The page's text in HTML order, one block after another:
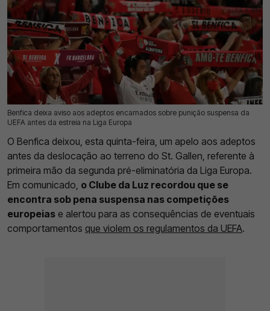
Benfica deixa aviso aos adeptos encarnados sobre punição suspensa da
UEFA antes da estreia na Liga Europa
23 Jul 2026 | 15:49 | 0
O Benfica deixou, esta quinta-feira, um apelo aos adeptos
antes da deslocação ao terreno do St. Gallen, referente à
primeira mão da segunda pré-eliminatória da Liga Europa.
Em comunicado, o Clube da Luz recordou que se
encontra sob pena suspensa nas competições
europeias e alertou para as consequências de eventuais
comportamentos que violem os regulamentos da UEFA.